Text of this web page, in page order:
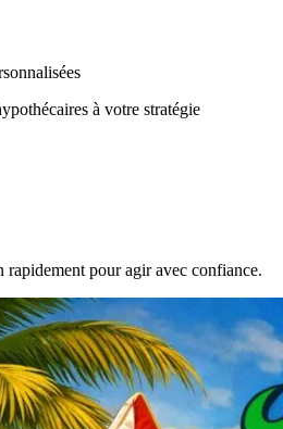
à votre stratégie
rapidement pour agir avec confiance.